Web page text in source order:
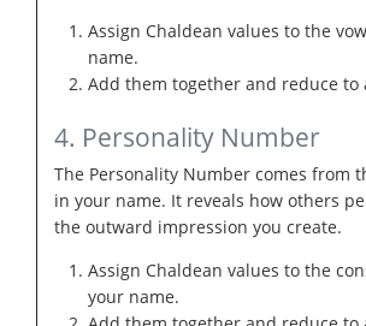
Assign Chaldean values to the
name.
Add them together and reduce to
4. Personality Number
The Personality Number comes from
in your name. It reveals how others
the outward impression you create.
Assign Chaldean values to the
your name.